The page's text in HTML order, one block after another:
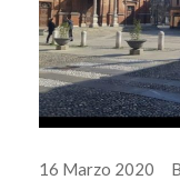
16 Marzo 2020